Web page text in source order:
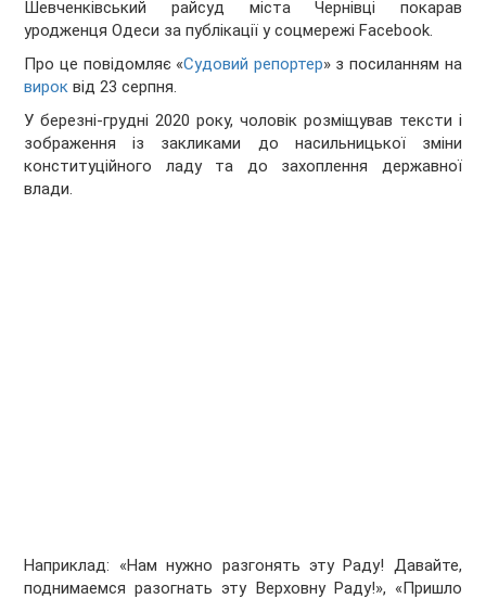
Шевченківський райсуд міста Чернівці покарав
уродженця Одеси за публікації у соцмережі Facebook.
Про це повідомляє «Судовий репортер» з посиланням на
вирок від 23 серпня.
У березні-грудні 2020 року, чоловік розміщував тексти і
зображення із закликами до насильницької зміни
конституційного ладу та до захоплення державної
влади.
Наприклад: «Нам нужно разгонять эту Раду! Давайте,
поднимаемся разогнать эту Верховну Раду!», «Пришло